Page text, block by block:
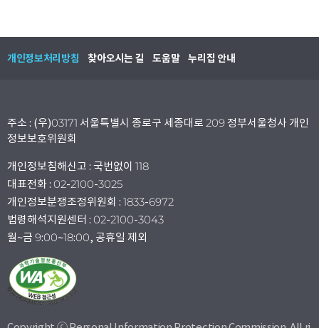
개인정보처리방침 찾아오시는 길 도움말 누리집 안내
주소 : (우)03171 서울특별시 종로구 세종대로 209 정부서울청사 개인
정보보호위원회
개인정보침해신고 : 국번없이 118
대표전화 : 02-2100-3025
개인정보분쟁조정위원회 : 1833-6972
법령해석지원센터 : 02-2100-3043
월~금 9:00~18:00, 공휴일 제외